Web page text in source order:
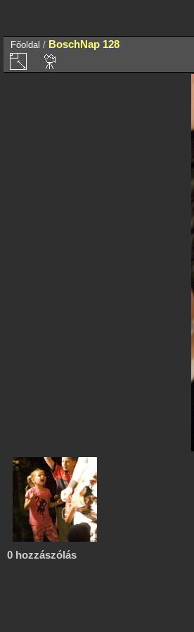
Főoldal / BoschNap 128
0 hozzászólás